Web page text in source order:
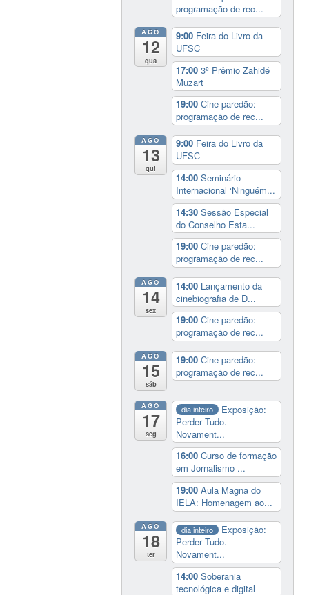
programação de rec...
AGO
12
qua
9:00 Feira do Livro da
UFSC
17:003º Prêmio Zahidé
Muzart
19:00Cine paredão:
programação de rec...
AGO
13
qui
9:00 Feira do Livro da
UFSC
14:00Seminário
Internacional ‘Ninguém...
14:30Sessão Especial
do Conselho Esta...
19:00Cine paredão:
programação de rec...
AGO
14
sex
14:00 Lançamento da
cinebiografia de D...
19:00Cine paredão:
programação de rec...
AGO
15
sáb
19:00Cine paredão:
programação de rec...
AGO
17
seg
dia inteiro
Exposição:
Perder Tudo.
Novament...
16:00Curso de formação
em Jornalismo ...
19:00Aula Magna do
IELA: Homenagem ao...
AGO
18
ter
dia inteiro
Exposição:
Perder Tudo.
Novament...
14:00Soberania
tecnológica e digital